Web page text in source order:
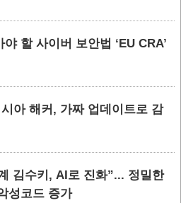
할 사이버 보안법 ‘EU CRA’
아 해커, 가짜 업데이트로 감
김수키, AI로 진화”... 정밀한
성코드 증가